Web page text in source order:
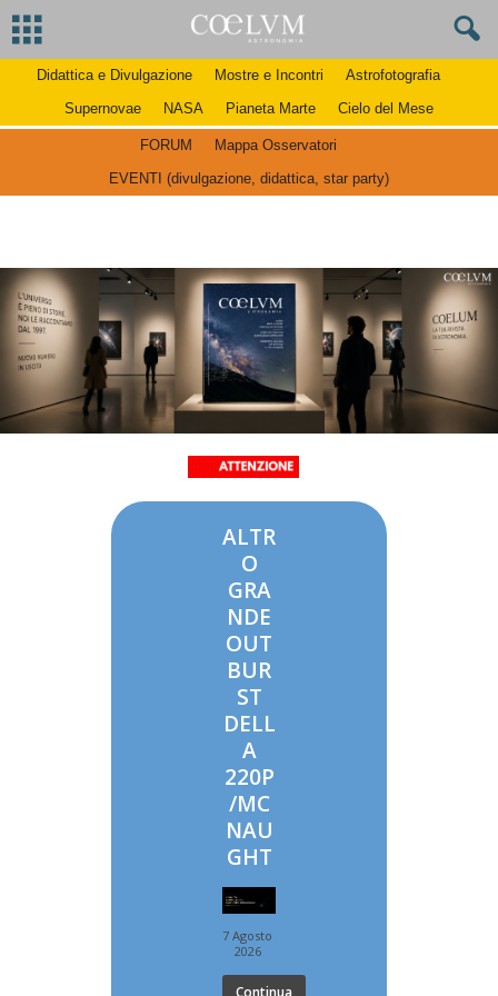
Didattica e Divulgazione Mostre e Incontri
Astrofotografia
Supernovae
NASA Pianeta Marte Cielo del Mese
FORUM
Mappa Osservatori
EVENTI (divulgazione, didattica, star party)
ALTR
O
GRA
NDE
OUT
BUR
ST
DELL
A
220P
/MC
NAU
GHT
7 Agosto
2026
Continua